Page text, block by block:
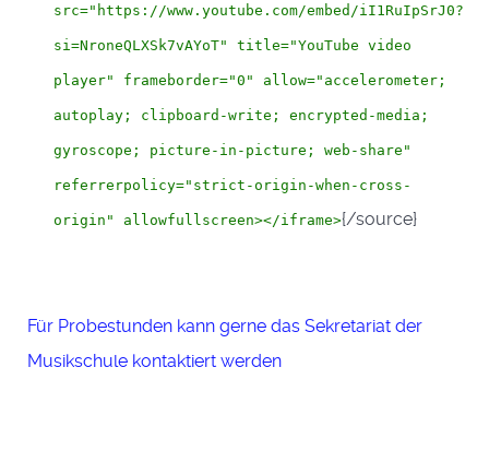
src="https://www.youtube.com/embed/iI1RuIpSrJ0?
si=NroneQLXSk7vAYoT" title="YouTube video
player" frameborder="0" allow="accelerometer;
autoplay; clipboard-write; encrypted-media;
gyroscope; picture-in-picture; web-share"
referrerpolicy="strict-origin-when-cross-
origin" allowfullscreen></iframe>{/source}
Für Probestunden kann gerne das Sekretariat der
Musikschule kontaktiert werden